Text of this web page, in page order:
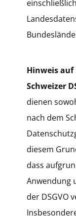
Hinweis auf
Schweizer
dienen
nach dem
diesem
dass
Anwendung
der DSGVO